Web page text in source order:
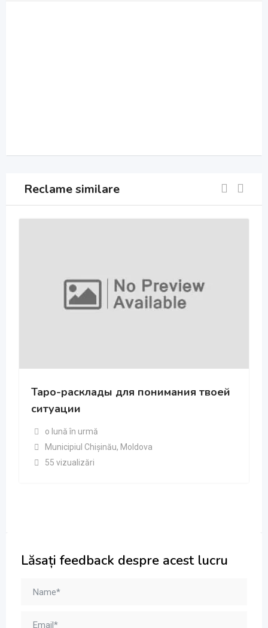
Reclame similare
Таро-расклады для понимания твоей
ситуации
o lună în urmă
Municipiul Chișinău, Moldova
55 vizualizări
Lăsați feedback despre acest lucru